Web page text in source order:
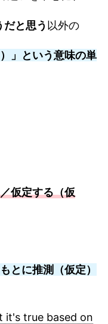
だと思う 以外の
」という意味の単
仮定する（仮
とに推測（仮定）
it's true based on